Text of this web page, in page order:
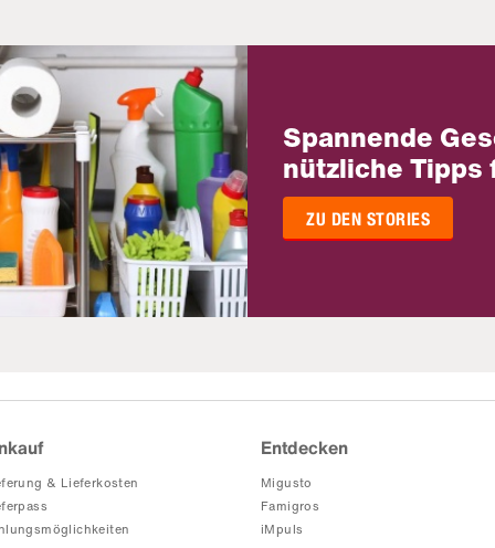
Spannende
nützliche Tipps
ZU DEN STORIES
& Lieferkosten
Entdecken
Migusto
Famigros
iMpuls